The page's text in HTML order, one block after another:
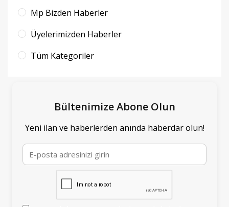
Mp Bizden Haberler
Üyelerimizden Haberler
Tüm Kategoriler
Bültenimize Abone Olun
Yeni ilan ve haberlerden anında haberdar olun!